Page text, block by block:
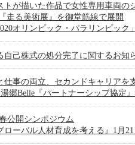
トが描いた作品で女性専用車両の
走る美術展』を御堂筋線で展開
オリンピック・パラリンピック
自己株式の処分完了に関するお知
仕事の両立、セカンドキャリアを
郷Belle『パートナーシップ協定
公開シンポジウム
ローバル人材育成を考える』1月